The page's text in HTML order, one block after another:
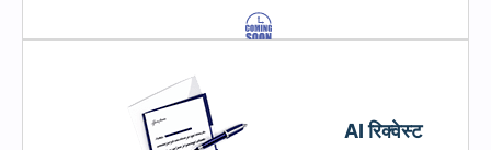
AI रिक्वेस्ट